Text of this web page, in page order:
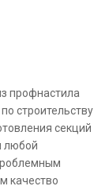
профнастила
строительству
секций
любой
качество